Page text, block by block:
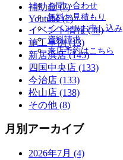
お問い合わせ
無料お見積もり
イベントお申し込み
資料請求
来店予約はこちら
補助金 (7)
Youtube (7)
イベント情報 (38)
施工事例 (13)
新居浜店 (145)
四国中央店 (133)
今治店 (133)
松山店 (138)
その他 (8)
月別アーカイブ
2026年7月 (4)